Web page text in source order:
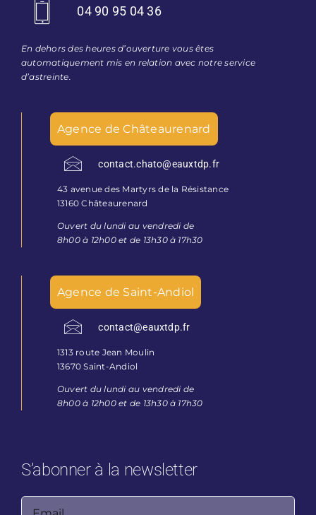
04 90 95 04 36
En dehors des heures d’ouverture vous êtes
automatiquement mis en relation avec notre service
d’astreinte.
Agence de Châteaurenard
contact.chato@eauxtdp.fr
43 avenue des Martyrs de la Résistance
13160 Châteaurenard
Ouvert du lundi au vendredi de
8h00 à 12h00 et de 13h30 à 17h30
Agence de Saint-Andiol
contact@eauxtdp.fr
1313 route Jean Moulin
13670 Saint-Andiol
Ouvert du lundi au vendredi de
8h00 à 12h00 et de 13h30 à 17h30
S’abonner à la newsletter